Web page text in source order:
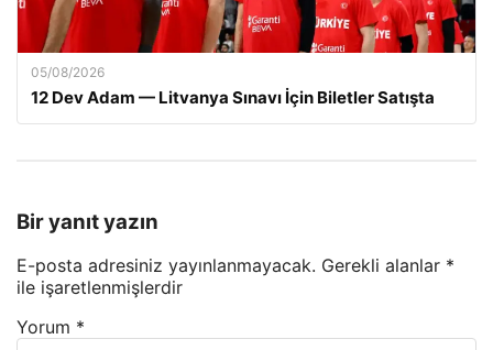
05/08/2026
12 Dev Adam — Litvanya Sınavı İçin Biletler Satışta
Bir yanıt yazın
E-posta adresiniz yayınlanmayacak. Gerekli alanlar *
ile işaretlenmişlerdir
Yorum *